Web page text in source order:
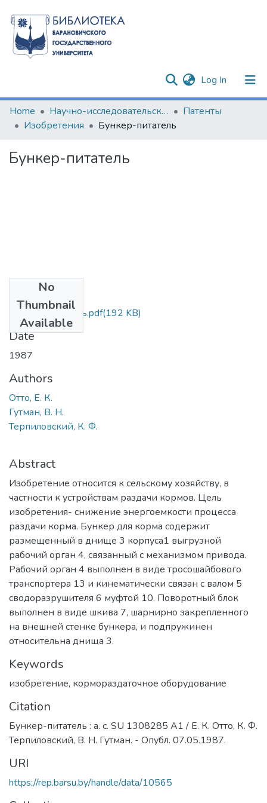
Log In (current)
Communities & Collections
All of DSpace
Statistics
Home Научно-исследовательские разработки
Патенты
Изобретения
Бункер-питатель
Бункер-питатель
No
Thumbnail
Available
Бункер-питатель.pdf(192 KB)
Date
1987
Authors
Отто, Е. К.
Гутман, В. Н.
Терпиловский, К. Ф.
Abstract
Изобретение относится к сельскому хозяйству, в
частности к устройствам раздачи кормов. Цель
изобретения- снижение энергоемкости процесса
раздачи корма. Бункер для корма содержит
размещенный в днище 3 корпуса1 выгрузной
рабочий орган 4, связанный с механизмом привода.
Рабочий орган 4 выполнен в виде тросошайбового
транспортера 13 и кинематически связан с валом 5
сводоразрушителя 6 муфтой 10. Поворотный блок
выполнен в виде шкива 7, шарнирно закрепленного
на внешней стенке бункера, и подпружинен
относительна днища 3.
Keywords
изобретение, кормораздаточное оборудование
Citation
Бункер-питатель : а. с. SU 1308285 A1 / Е. К. Отто, К. Ф.
Терпиловский, В. Н. Гутман. - Опубл. 07.05.1987.
URI
https://rep.barsu.by/handle/data/10565